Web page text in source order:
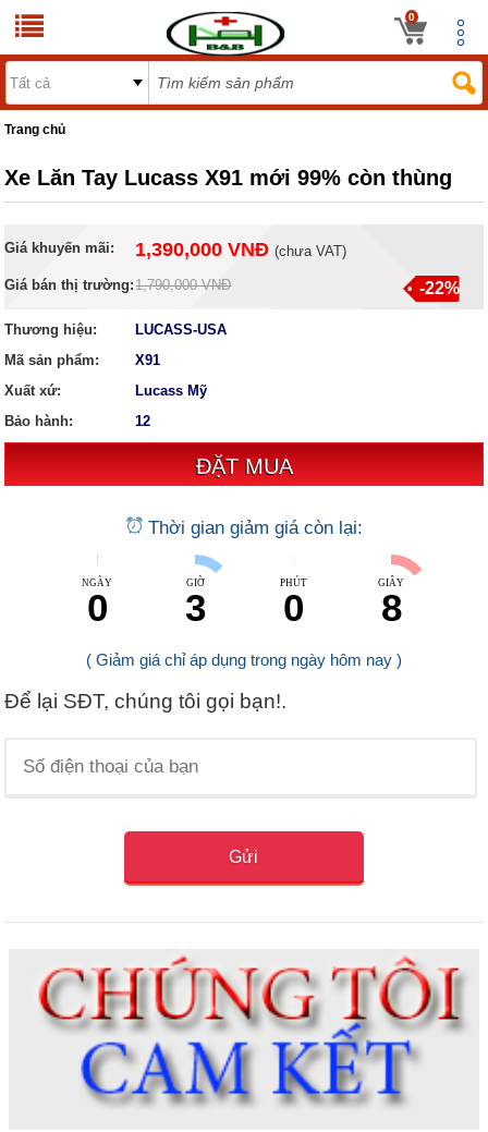
0
Trang chủ
Xe Lăn Tay Lucass X91 mới 99% còn thùng
Giá khuyến mãi: 1,390,000 VNĐ (chưa VAT)
Giá bán thị trường:1,790,000 VNĐ -22%
Thương hiệu:
LUCASS-USA
Mã sản phẩm:
X91
Xuất xứ:
Lucass Mỹ
Bảo hành:
12
Thời gian giảm giá còn lại:
NGÀY
0
GIỜ
3
PHÚT
0
GIÂY
8
( Giảm giá chỉ áp dụng trong ngày hôm nay )
Để lại SĐT, chúng tôi gọi bạn!.